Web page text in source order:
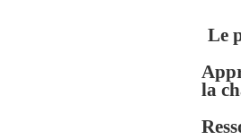
Aller au contenu principal
Le
la